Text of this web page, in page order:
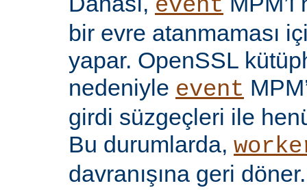
event
bir evre atanmaması
yapar. OpenSSL
nedeniyle event
girdi süzgeçleri ile
Bu durumlarda,
davranışına geri döner.